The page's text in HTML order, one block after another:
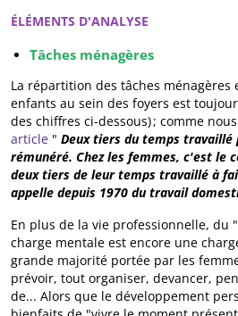
ÉLÉMENTS D'ANALYSE
Tâches ménagères
La répartition des tâches ménagères
enfants au sein des foyers est
des chiffres ci-dessous) ; comme
article " Deux tiers du temps travaillé
rémunéré. Chez les femmes, c'est le
deux tiers de leur temps travaillé à
appelle depuis 1970 du travail
En plus de la vie professionnelle, du
charge mentale est encore une
grande majorité portée par les
prévoir, tout organiser, devancer,
de... Alors que le développement